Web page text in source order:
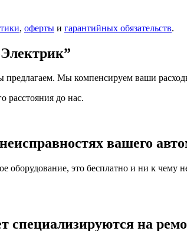
, оферты и гарантийных обязательств.
предлагаем. Мы компенсируем ваши
расстояния до нас.
вашего
это бесплатно и ни к чему
специализируются на